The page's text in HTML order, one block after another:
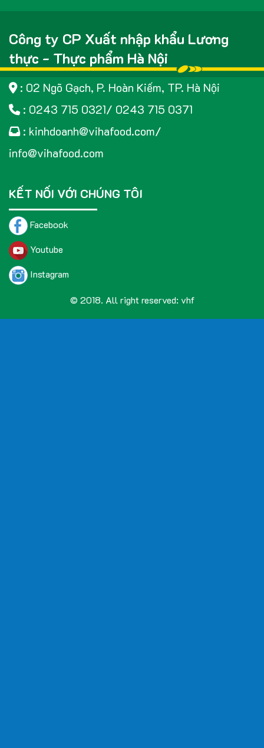
Công ty CP Xuất nhập khẩu Lương
thực - Thực phẩm Hà Nội
: 02 Ngõ Gạch, P. Hoàn Kiếm, TP. Hà Nội
: 0243 715 0321/ 0243 715 0371
: kinhdoanh@vihafood.com/
info@vihafood.com
KẾT NỐI VỚI CHÚNG TÔI
Facebook
Youtube
Instagram
© 2018. All right reserved: vhf